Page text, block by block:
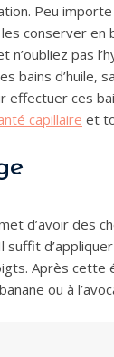
Peu
conserver
pas
bains d’huile,
ces
capillaire et
d’avoir des
Après cette
ou à